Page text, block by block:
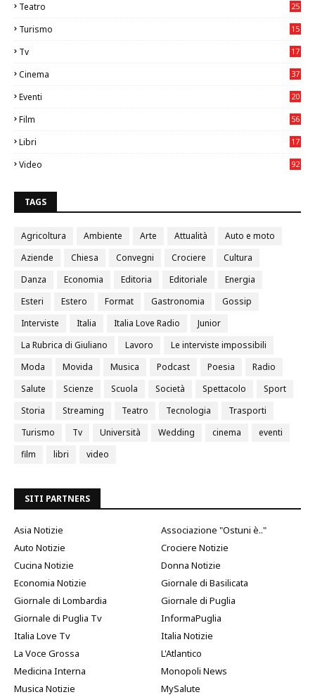
Teatro
25
Turismo
15
Tv
17
Cinema
37
Eventi
20
Film
56
Libri
17
Video
92
TAGS
Agricoltura Ambiente Arte Attualità
Auto e moto
Aziende
Chiesa Convegni Crociere
Cultura
Danza
Economia Editoria Editoriale
Energia
Esteri
Estero Format Gastronomia
Gossip
Interviste
Italia Italia Love Radio
Junior
La Rubrica di Giuliano
Lavoro
Le interviste impossibili
Moda
Movida Musica Podcast Poesia
Radio
Salute
Scienze Scuola Società Spettacolo
Sport
Storia
Streaming Teatro Tecnologia
Trasporti
Turismo
Tv Università Wedding cinema
eventi
film
libri video
SITI PARTNERS
Asia Notizie
Associazione "Ostuni è.."
Auto Notizie
Crociere Notizie
Cucina Notizie
Donna Notizie
Economia Notizie
Giornale di Basilicata
Giornale di Lombardia
Giornale di Puglia
Giornale di Puglia Tv
InformaPuglia
Italia Love Tv
Italia Notizie
La Voce Grossa
L'Atlantico
Medicina Interna
Monopoli News
Musica Notizie
MySalute